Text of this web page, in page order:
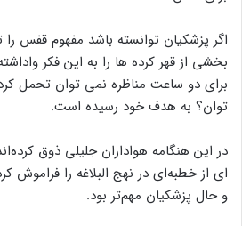
برای گفتن نداشت.
اگر پزشکیان توانسته باشد مفهوم قفس را
بخشی از قهر کرده ها را به این فکر
توان؟ به هدف خود رسیده است.
در این هنگامه هواداران جلیلی ذوق